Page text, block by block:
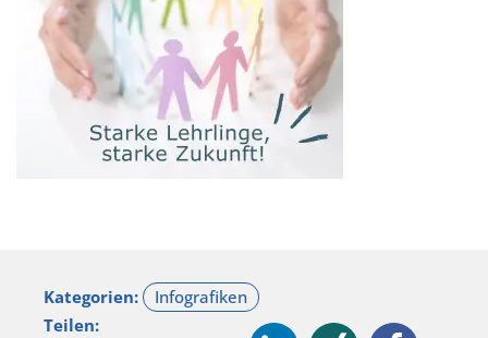
Kategorien:
Teilen: